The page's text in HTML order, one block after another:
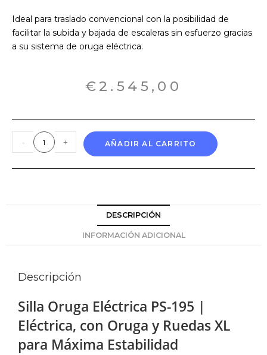
Ideal para traslado convencional con la posibilidad de
facilitar la subida y bajada de escaleras sin esfuerzo gracias
a su sistema de oruga eléctrica.
€2.545,00
- + AÑADIR AL CARRITO
DESCRIPCIÓN
INFORMACIÓN ADICIONAL
Descripción
Silla Oruga Eléctrica PS-195 |
Eléctrica, con Oruga y Ruedas XL
para Máxima Estabilidad